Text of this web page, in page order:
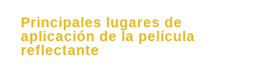
Principales lugares de
aplicación de la película
reflectante